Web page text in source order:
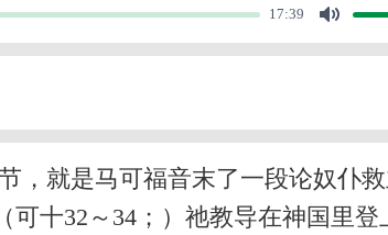
17:39
就是马可福音末了一段论奴仆
十32～34；）祂教导在神国里登